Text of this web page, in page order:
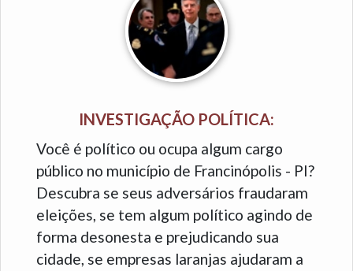
INVESTIGAÇÃO POLÍTICA:
Você é político ou ocupa algum cargo
público no município de Francinópolis - PI?
Descubra se seus adversários fraudaram
eleições, se tem algum político agindo de
forma desonesta e prejudicando sua
cidade, se empresas laranjas ajudaram a